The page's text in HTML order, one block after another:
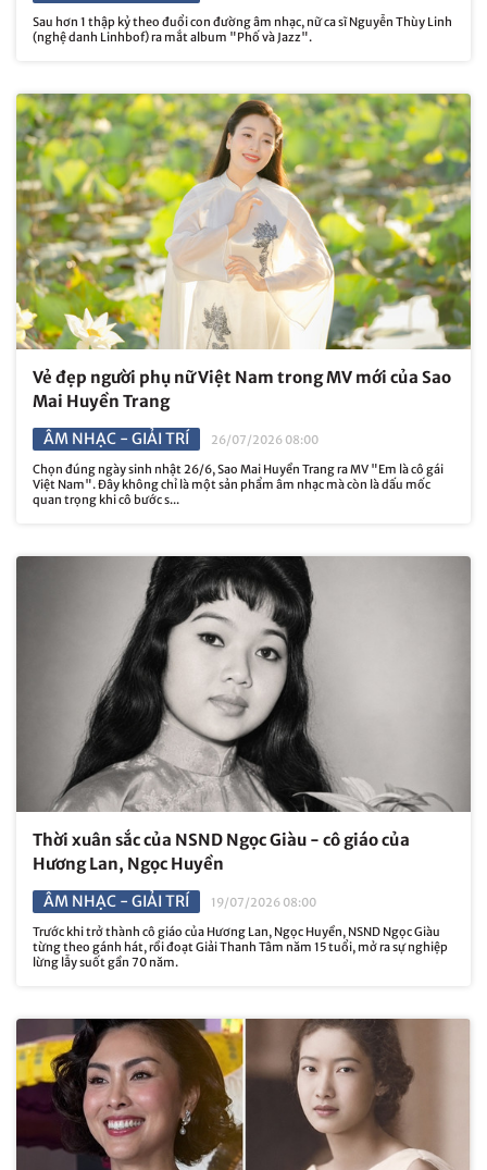
Sau hơn 1 thập kỷ theo đuổi con đường âm nhạc, nữ ca sĩ Nguyễn Thùy Linh
(nghệ danh Linhbof) ra mắt album "Phố và Jazz".
Vẻ đẹp người phụ nữ Việt Nam trong MV mới của Sao
Mai Huyền Trang
ÂM NHẠC - GIẢI TRÍ
26/07/2026 08:00
Chọn đúng ngày sinh nhật 26/6, Sao Mai Huyền Trang ra MV "Em là cô gái
Việt Nam". Đây không chỉ là một sản phẩm âm nhạc mà còn là dấu mốc
quan trọng khi cô bước s...
Thời xuân sắc của NSND Ngọc Giàu - cô giáo của
Hương Lan, Ngọc Huyền
ÂM NHẠC - GIẢI TRÍ
19/07/2026 08:00
Trước khi trở thành cô giáo của Hương Lan, Ngọc Huyền, NSND Ngọc Giàu
từng theo gánh hát, rồi đoạt Giải Thanh Tâm năm 15 tuổi, mở ra sự nghiệp
lừng lẫy suốt gần 70 năm.